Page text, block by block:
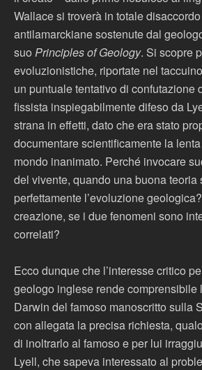
Wallace si troverà in totale
antilamarckiane sostenute dal
suo Principles of Geology. Si scopre
evoluzionistiche, riportate nel
un puntuale tentativo di confutazione
fissista inspiegabilmente difeso da
strana in effetti, dato che era stato
documentare scientificamente la
mondo inanimato. Perché invocare
del vivente, quando una buona teoria
perfettamente l’evoluzione
creazione, se i due fenomeni sono
correlati?
Ecco dunque che l’interesse critico
geologo inglese rende comprensibile
Darwin del famoso manoscritto sulla
con allegata la precisa richiesta,
di inoltrarlo al famoso e per lui
Lyell, che sapeva interessato al